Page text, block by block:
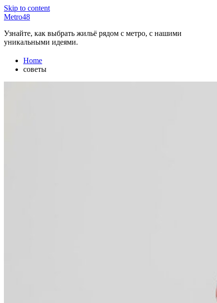
Skip to content
Metro48
Узнайте, как выбрать жильё рядом с метро, с нашими
уникальными идеями.
Home
советы